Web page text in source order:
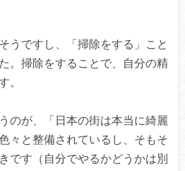
うですし、
「掃除をする」こと
。 掃除をすることで、
自分の精
。
のが、
「日本の街は本当に綺麗
々と整備されているし、 そもそ
です （自分でやるかどうかは別